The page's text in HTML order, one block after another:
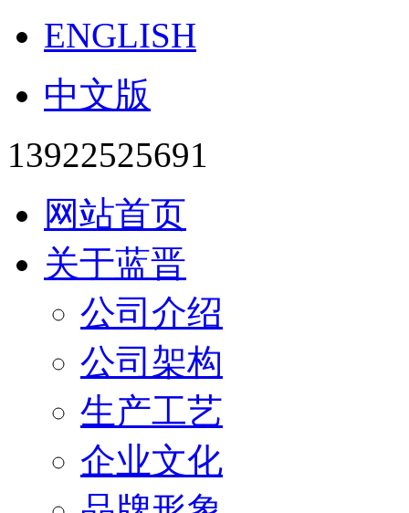
ENGLISH
中文版
13922525691
网站首页
关于蓝晋
公司介绍
公司架构
生产工艺
企业文化